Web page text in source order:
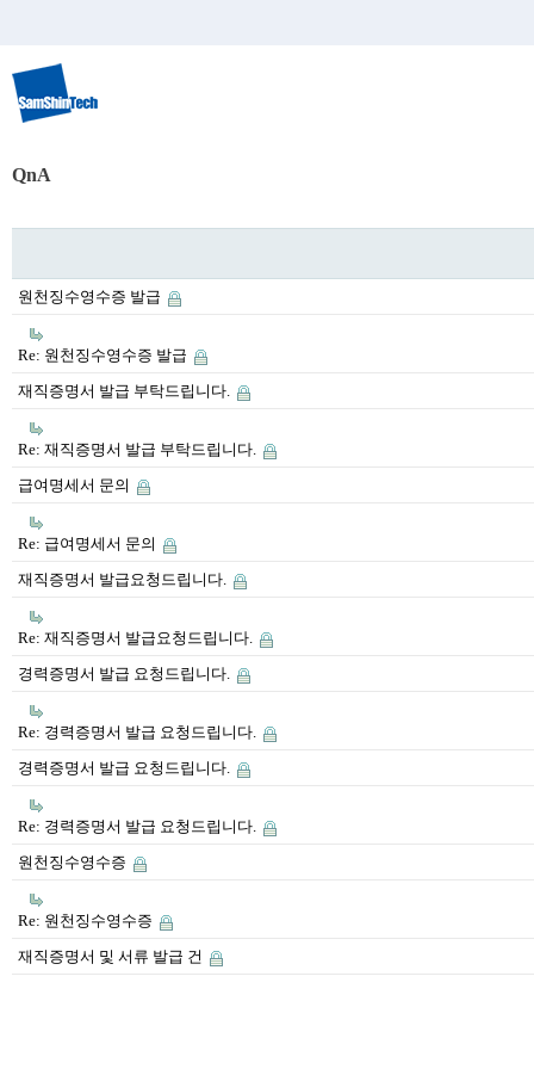
QnA
원천징수영수증 발급
Re: 원천징수영수증 발급
재직증명서 발급 부탁드립니다.
Re: 재직증명서 발급 부탁드립니다.
급여명세서 문의
Re: 급여명세서 문의
재직증명서 발급요청드립니다.
Re: 재직증명서 발급요청드립니다.
경력증명서 발급 요청드립니다.
Re: 경력증명서 발급 요청드립니다.
경력증명서 발급 요청드립니다.
Re: 경력증명서 발급 요청드립니다.
원천징수영수증
Re: 원천징수영수증
재직증명서 및 서류 발급 건